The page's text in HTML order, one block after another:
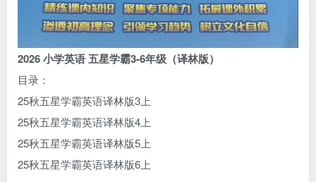
2026小学英语五星学霸3-6年级（译林版）
目录：
25秋五星学霸英语译林版3上
25秋五星学霸英语译林版4上
25秋五星学霸英语译林版5上
25秋五星学霸英语译林版6上